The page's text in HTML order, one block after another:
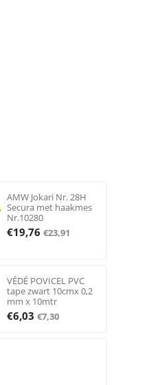
AMW Jokari Nr. 28H
Secura met haakmes
Nr.10280
€19,76 €23,91
VÉDÉ POVICEL PVC
tape zwart 10cmx 0,2
mm x 10mtr
€6,03 €7,30